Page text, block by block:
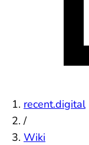
recent.digital
/
Wiki